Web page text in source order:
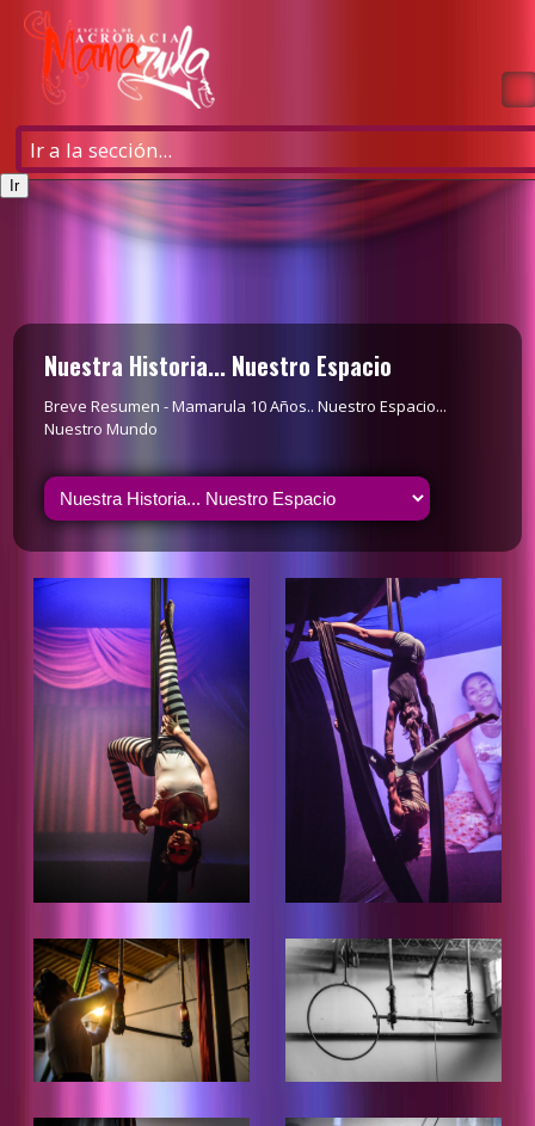
Nuestra Historia... Nuestro Espacio
Breve Resumen - Mamarula 10 Años.. Nuestro Espacio...
Nuestro Mundo